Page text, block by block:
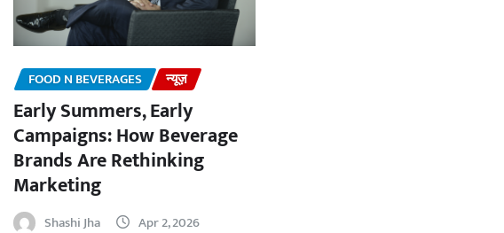
FOOD N BEVERAGES न्यूज़
Early Summers, Early
Campaigns: How Beverage
Brands Are Rethinking
Marketing
Shashi Jha Apr 2, 2026